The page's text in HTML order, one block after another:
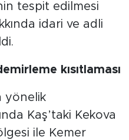
tespit edilmesi
idari ve adli
kısıtlaması
yönelik
Kaş’taki Kekova
ile Kemer